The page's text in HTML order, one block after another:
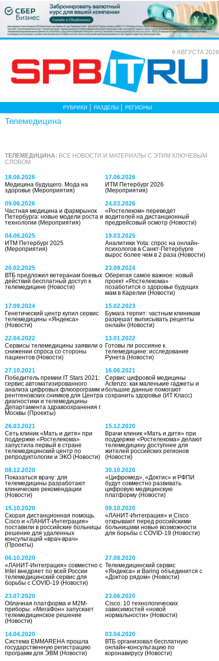
6 АВГУСТА 2026
РУБРИКИ РАЗДЕЛЫ РЕГИОНЫ
Телемедицина
ТЕЛЕМЕДИЦИНА: ВСЕ НОВОСТИ И МАТЕРИАЛЫ С ЭТИМ КЛЮЧЕВЫМ
СЛОВОМ
18.06.2026
Медицина будущего. Мода на
здоровье (Мероприятия)
17.06.2026
ИТМ Петербург 2026
(Мероприятия)
09.06.2026
Частная медицина и фармрынок
Петербурга: новые модели роста и
технологии (Мероприятия)
24.03.2026
«Ростелеком» переведет
водителей на дистанционный
предрейсовый осмотр(Новости)
04.06.2025
ИТМ Петербург 2025
(Мероприятия)
19.03.2025
Аналитики Yota: спрос на онлайн-
психологов в Санкт-Петербурге
вырос более чем в 2 раза(Новости)
20.02.2025
ВТБ предложил ветеранам боевых
действий бесплатный доступ к
телемедицине (Новости)
23.09.2024
Оберегая самое важное: новый
проект «Ростелекома»
позаботится о здоровье будущих
мам в Карелии(Новости)
17.09.2024
Генетический центр купил сервис
телемедицины «Яндекса»
(Новости)
15.02.2023
Бумага терпит: частным клиникам
разрешат выписывать рецепты
онлайн(Новости)
22.04.2022
Сервисы телемедицины заявили о
снижении спроса со стороны
пациентов (Новости)
13.01.2022
Готовы ли россияне к
телемедицине: исследование
Рунета(Новости)
27.10.2021
Победитель премии IT Stars 2021:
сервис автоматизированного
анализа цифровых флюорограмм и
рентгеновских снимков для Центра
диагностики и телемедицины
Департамента здравоохранения г.
Москвы (Проекты)
16.06.2021
Сервис цифровой медицины
Actenzo: как маленькие гаджеты и
большие данные помогают
сохранить здоровье(ИТ Класс)
26.03.2021
Сеть клиник «Мать и дитя» при
поддержке «Ростелекома»
запустила первый в стране
телемедицинский центр по
репродуктологии и ЭКО (Новости)
15.12.2020
Врачи клиник «Мать и дитя» при
поддержке «Ростелекома» делают
телемедицину доступнее для
жителей российских регионов
(Новости)
08.12.2020
Показаться врачу: для
телемедицины разработают
клинические рекомендации
(Новости)
30.10.2020
«Цифромед», «Доктис» и РФПИ
будут совместно развивать
цифровую медицинскую
платформу(Новости)
15.10.2020
Скорая дистанционная помощь.
Cisco и «ЛАНИТ-Интеграция»
поставили в российские больницы
решение для удаленных
консультаций «врач-врач»
(Проекты)
09.10.2020
«ЛАНИТ-Интеграция» и Cisco
открывают перед российскими
больницами новые возможности
для борьбы с COVID-19(Новости)
06.10.2020
«ЛАНИТ-Интеграция» совместно с
Intel внедряет по всей России
телемедицинский сервис для
борьбы с COVID-19 (Новости)
27.08.2020
Телемедицинский сервис
«Яндекса» и Baring объединится с
«Доктор рядом»(Новости)
23.07.2020
Облачная платформа и M2M-
приборы. «МегаФон» запускает
телемедицинское решение
(Новости)
23.06.2020
Cisco: 10 технологических
зависимостей «новой
нормальности»(Новости)
14.04.2020
Система EMMAREHA прошла
государственную регистрацию
программ для ЭВМ (Новости)
03.04.2020
ВТБ организовал бесплатную
онлайн-консультацию по
коронавирусу(Новости)